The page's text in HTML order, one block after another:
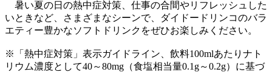
暑い夏の日の熱中症対策、仕事の合間やリフレッシュした
いときなど、さまざまなシーンで、ダイドードリンコのバラ
エティー豊かなソフトドリンクをぜひお楽しみください。
※「熱中症対策」表示ガイドライン、飲料100mlあたりナト
リウム濃度として40～80mg（食塩相当量0.1g～0.2g）に基づ